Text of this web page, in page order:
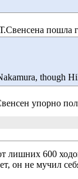
пошла
though
упорно
600
он не мучил